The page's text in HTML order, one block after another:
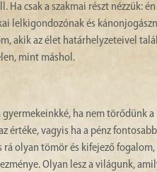
Ha csak a szakmai részt nézzük:
lelkigondozónak és
akik az élet határhelyzeteivel
mint máshol.
ha nem törődünk a
értéke, vagyis ha a pénz
olyan tömör és kifejező
Olyan lesz a világunk,